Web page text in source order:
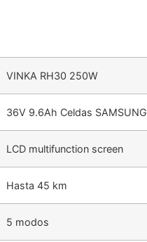
VINKA RH30 250W
36V 9.6Ah Celdas SAMSUNG
LCD multifunction screen
Hasta 45 km
5 modos